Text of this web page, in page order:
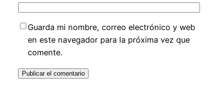
Guarda mi nombre, correo electrónico y web
en este navegador para la próxima vez que
comente.